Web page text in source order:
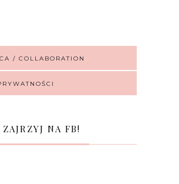
/ COLLABORATION
ZAJRZYJ NA FB!